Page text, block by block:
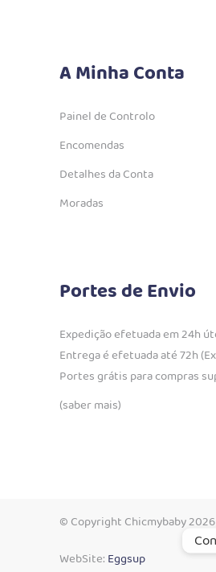
A Minha Conta
Painel de Controlo
Encomendas
Detalhes da Conta
Moradas
Portes de Envio
Expedição efetuada em 24h
Entrega é efetuada até 72h
Portes grátis para compras
(saber mais)
© Copyright Chicmybaby 2026
WebSite: Eggsup